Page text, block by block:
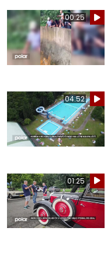
00:25
04:52
01:25